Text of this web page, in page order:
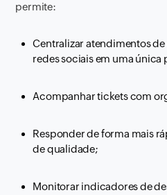
permite:
Centralizar atendimentos
redes sociais em uma única
Acompanhar tickets com
Responder de forma mais
de qualidade;
Monitorar indicadores de